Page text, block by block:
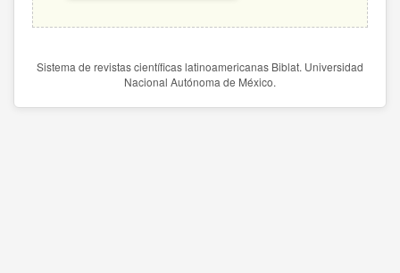
Sistema de revistas científicas latinoamericanas Biblat. Universidad
Nacional Autónoma de México.